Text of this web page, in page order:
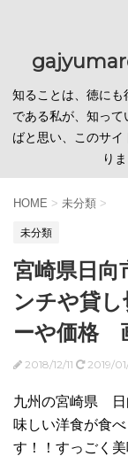
知ることは、徳に
である私が、知っ
ばと思い、このサ
り
HOME > 未分類 >
未分類
宮崎県日向
ンチや貸
ーや価格
2018/12/11 2019/
九州の宮崎県 日
味しい洋食が食
す！！すっごく